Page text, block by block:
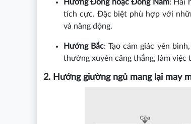
Hướng Đông hoặc Đông Nam: Hai
tích cực. Đặc biệt phù hợp với
và năng động.
Hướng Bắc: Tạo cảm giác yên
thường xuyên căng thẳng, làm việc
2. Hướng giường ngủ mang lại may